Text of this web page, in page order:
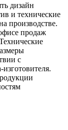
дизайн
и технические
производстве.
продаж
с
изготовителя.